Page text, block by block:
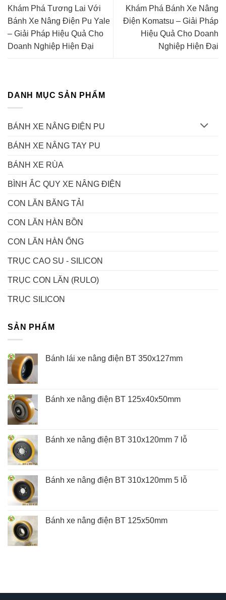
Khám Phá Tương Lai Với
Bánh Xe Nâng Điện Pu Yale
– Giải Pháp Hiệu Quả Cho
Doanh Nghiệp Hiện Đại
Khám Phá Bánh Xe Nâng
Điện Komatsu – Giải Pháp
Hiệu Quả Cho Doanh
Nghiệp Hiện Đại
DANH MỤC SẢN PHẨM
BÁNH XE NÂNG ĐIỆN PU
BÁNH XE NÂNG TAY PU
BÁNH XE RÙA
BÌNH ẮC QUY XE NÂNG ĐIỆN
CON LĂN BĂNG TẢI
CON LĂN HÀN BỒN
CON LĂN HÀN ỐNG
TRỤC CAO SU - SILICON
TRỤC CON LĂN (RULO)
TRỤC SILICON
SẢN PHẨM
Bánh lái xe nâng điện BT 350x127mm
Bánh xe nâng điện BT 125x40x50mm
Bánh xe nâng điện BT 310x120mm 7 lỗ
Bánh xe nâng điện BT 310x120mm 5 lỗ
Bánh xe nâng điện BT 125x50mm